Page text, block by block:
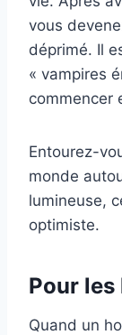
vous
déprimé. Il
« vampires
commencer
Entourez-
monde
lumineuse,
optimiste.
Pour les
Quand un